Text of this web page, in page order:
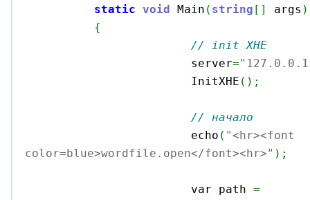
static void Main ( string [ ] args )
{
// init XHE
			server
=
			InitXHE
( ) ;
// начало
			echo
( "<hr><font
color=blue>wordfile.open</font><hr>" ) ;
			var path
=